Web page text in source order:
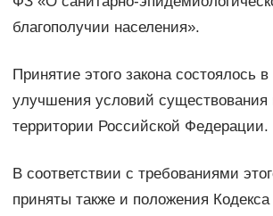
благополучии населения».
Принятие этого закона состоялось
улучшения условий существования
территории Российской Федерации.
В соответствии с требованиями
приняты также и положения Кодекса